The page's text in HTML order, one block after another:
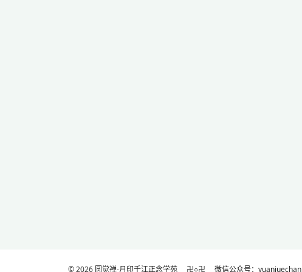
© 2026 圆觉禅-月印千江正念学苑 卍○卍 微信公众号：yuanjuechan